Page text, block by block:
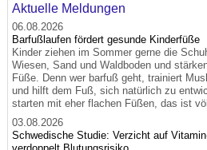
Aktuelle Meldungen
06.08.2026
Barfußlaufen fördert gesunde Kinderfüße
Kinder ziehen im Sommer gerne die
Wiesen, Sand und Waldboden und
Füße. Denn wer barfuß geht, trainiert
und hilft dem Fuß, sich natürlich zu
starten mit eher flachen Füßen, das ist
03.08.2026
Schwedische Studie: Verzicht auf